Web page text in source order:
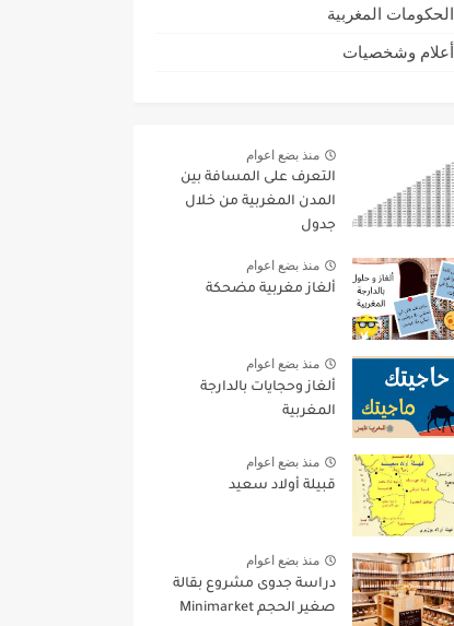
الحكومات المغربية
أعلام وشخصيات
منذ بضع اعوام
التعرف على المسافة بين
المدن المغربية من خلال
جدول
منذ بضع اعوام
ألغاز مغربية مضحكة
منذ بضع اعوام
ألغاز وحجايات بالدارجة
المغربية
منذ بضع اعوام
قبيلة أولاد سعيد
منذ بضع اعوام
دراسة جدوى مشروع بقالة
صغير الحجم Minimarket